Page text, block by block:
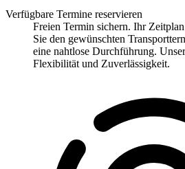
Verfügbare Termine reservieren
Freien Termin sichern. Ihr
Sie den gewünschten
eine nahtlose Durchführung.
Flexibilität und Zuverlässigkeit.